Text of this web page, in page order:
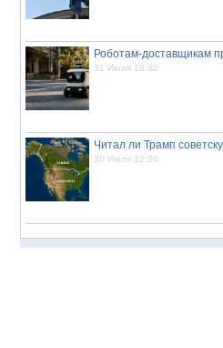
Роботам-доставщикам
31 Июля 18:32
Читал ли Трамп
30 Июля 12:20